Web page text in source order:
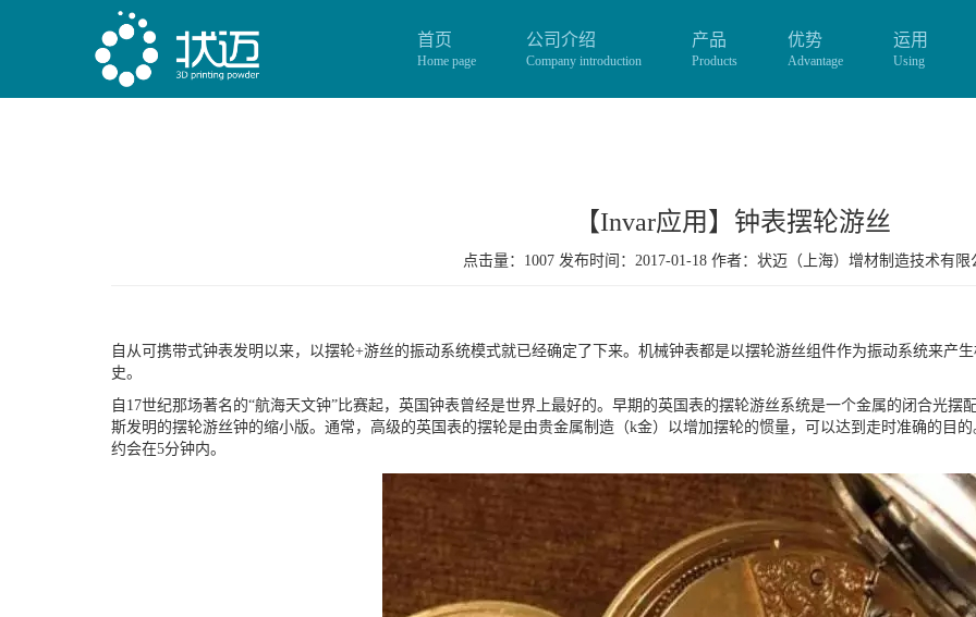
首页
Home page
公司介绍
Company introduction
产品
Products
优势
Advantage
运用
Using
【Invar应用】钟表摆轮游丝
点击量：1007 发布时间：2017-01-18 作者： 状迈（上海）增材制造技术有限
自从可携带式钟表发明以来，以摆轮+游丝的振动系统模式就已经确定了下来。机械钟表都是以摆轮游丝组件作为振动系统来产
史。
自17世纪那场著名的“航海天文钟”比赛起，英国钟表曾经是世界上最好的。早期的英国表的摆轮游丝系统是一个金属的闭合光
斯发明的摆轮游丝钟的缩小版。通常，高级的英国表的摆轮是由贵金属制造（k金）以增加摆轮的惯量，可以达到走时准确的目
约会在5分钟内。